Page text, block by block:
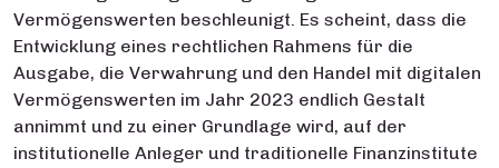
Vermögenswerten beschleunigt. Es scheint, dass die
Entwicklung eines rechtlichen Rahmens für die
Ausgabe, die Verwahrung und den Handel mit digitalen
Vermögenswerten im Jahr 2023 endlich Gestalt
annimmt und zu einer Grundlage wird, auf der
institutionelle Anleger und traditionelle Finanzinstitute